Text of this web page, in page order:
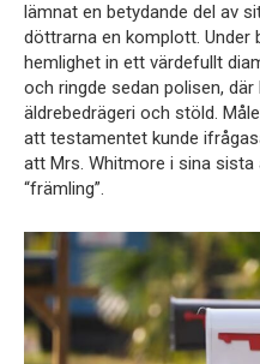
lämnat en betydande del av
döttrarna en komplott. Under
hemlighet in ett värdefullt
och ringde sedan polisen,
äldrebedrägeri och stöld.
att testamentet kunde
att Mrs. Whitmore i sina sista
“främling”.